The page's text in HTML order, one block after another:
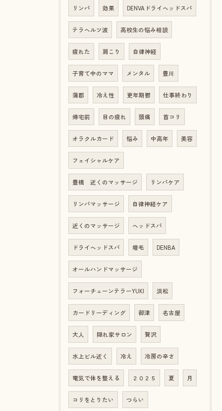
リンパ 効果 DENVAドライヘッドスパ
テラヘルツ波 高校生の悩み相談
疲れた 肩こり 自律神経
子育て中のママ メンタル 豊川
蒲郡 冷え性 更年期鬱 仕事終わり
帰宅前 目の疲れ 頭痛 首コリ
オラクルカード 悩み 中高年 美容
フェイシャルケア
豊橋 近くのマッサージ リンパケア
リンパマッサージ 自律神経ケア
近くのマッサージ ヘッドスパ
ドライヘッドスパ 増毛 DENBA
オールハンドマッサージ
フォーチューンテラーYUKI 浜松
カードリーディング 御津 名古屋
大人 隠れ家サロン 贅沢
水上ビル近く 冷え 冷房の辛さ
電気で体を整える ２０２５ 夏 月
コリをとりたい つらい